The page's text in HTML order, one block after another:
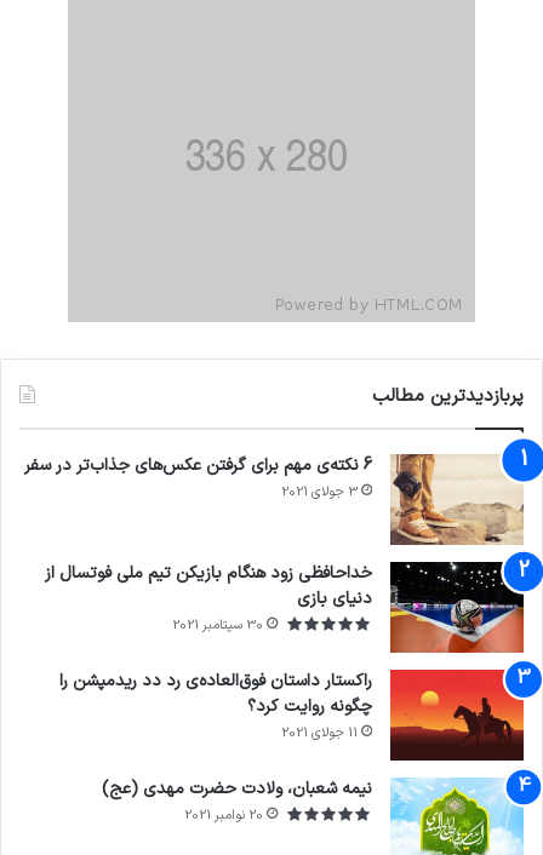
پربازدیدترین مطالب
71%
6 نکته‌ی مهم برای گرفتن عکس‌های جذاب‌تر در سفر
3 جولای 2021
خداحافظی زود هنگام بازیکن تیم ملی فوتسال از
دنیای بازی
30 سپتامبر 2021
راکستار داستان فوق‌العاده‌ی رد دد ریدمپشن را
چگونه روایت کرد؟
11 جولای 2021
نیمه شعبان، ولادت حضرت مهدی (عج)
20 نوامبر 2021